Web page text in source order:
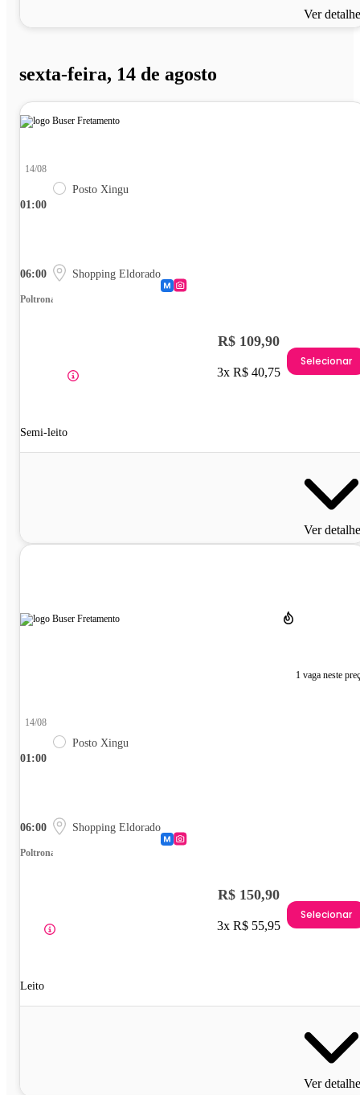
Ver
sexta-feira, 14 de agosto
01:00
14/08
Posto Xingu
06:00 Shopping Eldorado
Poltrona
Semi-leito
R$ 109,90
3x R$ 40,75
Selecionar
Ver
1 vaga neste
01:00
14/08
Posto Xingu
06:00 Shopping Eldorado
Poltrona
Leito
R$ 150,90
3x R$ 55,95
Selecionar
Ver